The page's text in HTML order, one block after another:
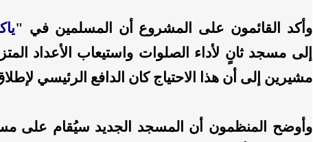
وأكد القائمون على المشروع أن المسلمين في "
إلى مسجد ثانٍ لأداء الصلوات واستيعاب الأعداد
مشيرين إلى أن هذا الاحتياج كان الدافع الرئيسي